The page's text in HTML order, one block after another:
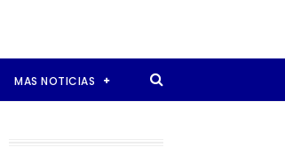
MAS NOTICIAS